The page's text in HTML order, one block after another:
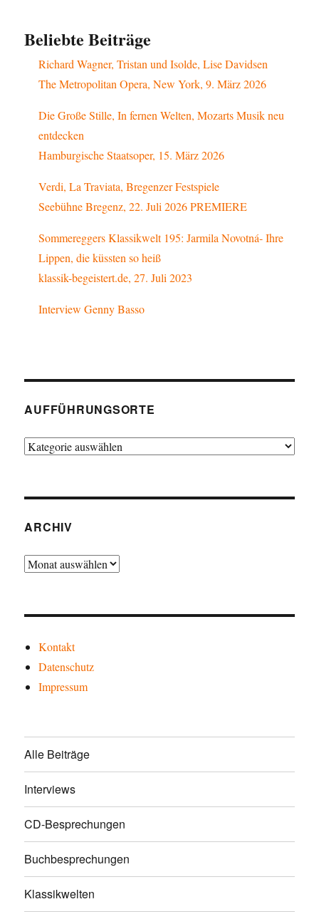
Beliebte Beiträge
Richard Wagner, Tristan und Isolde, Lise Davidsen
The Metropolitan Opera, New York, 9. März 2026
Die Große Stille, In fernen Welten, Mozarts Musik neu
entdecken
Hamburgische Staatsoper, 15. März 2026
Verdi, La Traviata, Bregenzer Festspiele
Seebühne Bregenz, 22. Juli 2026 PREMIERE
Sommereggers Klassikwelt 195: Jarmila Novotná- Ihre
Lippen, die küssten so heiß
klassik-begeistert.de, 27. Juli 2023
Interview Genny Basso
AUFFÜHRUNGSORTE
Aufführungsorte
ARCHIV
Archiv
Kontakt
Datenschutz
Impressum
Alle Beiträge
Interviews
CD-Besprechungen
Buchbesprechungen
Klassikwelten